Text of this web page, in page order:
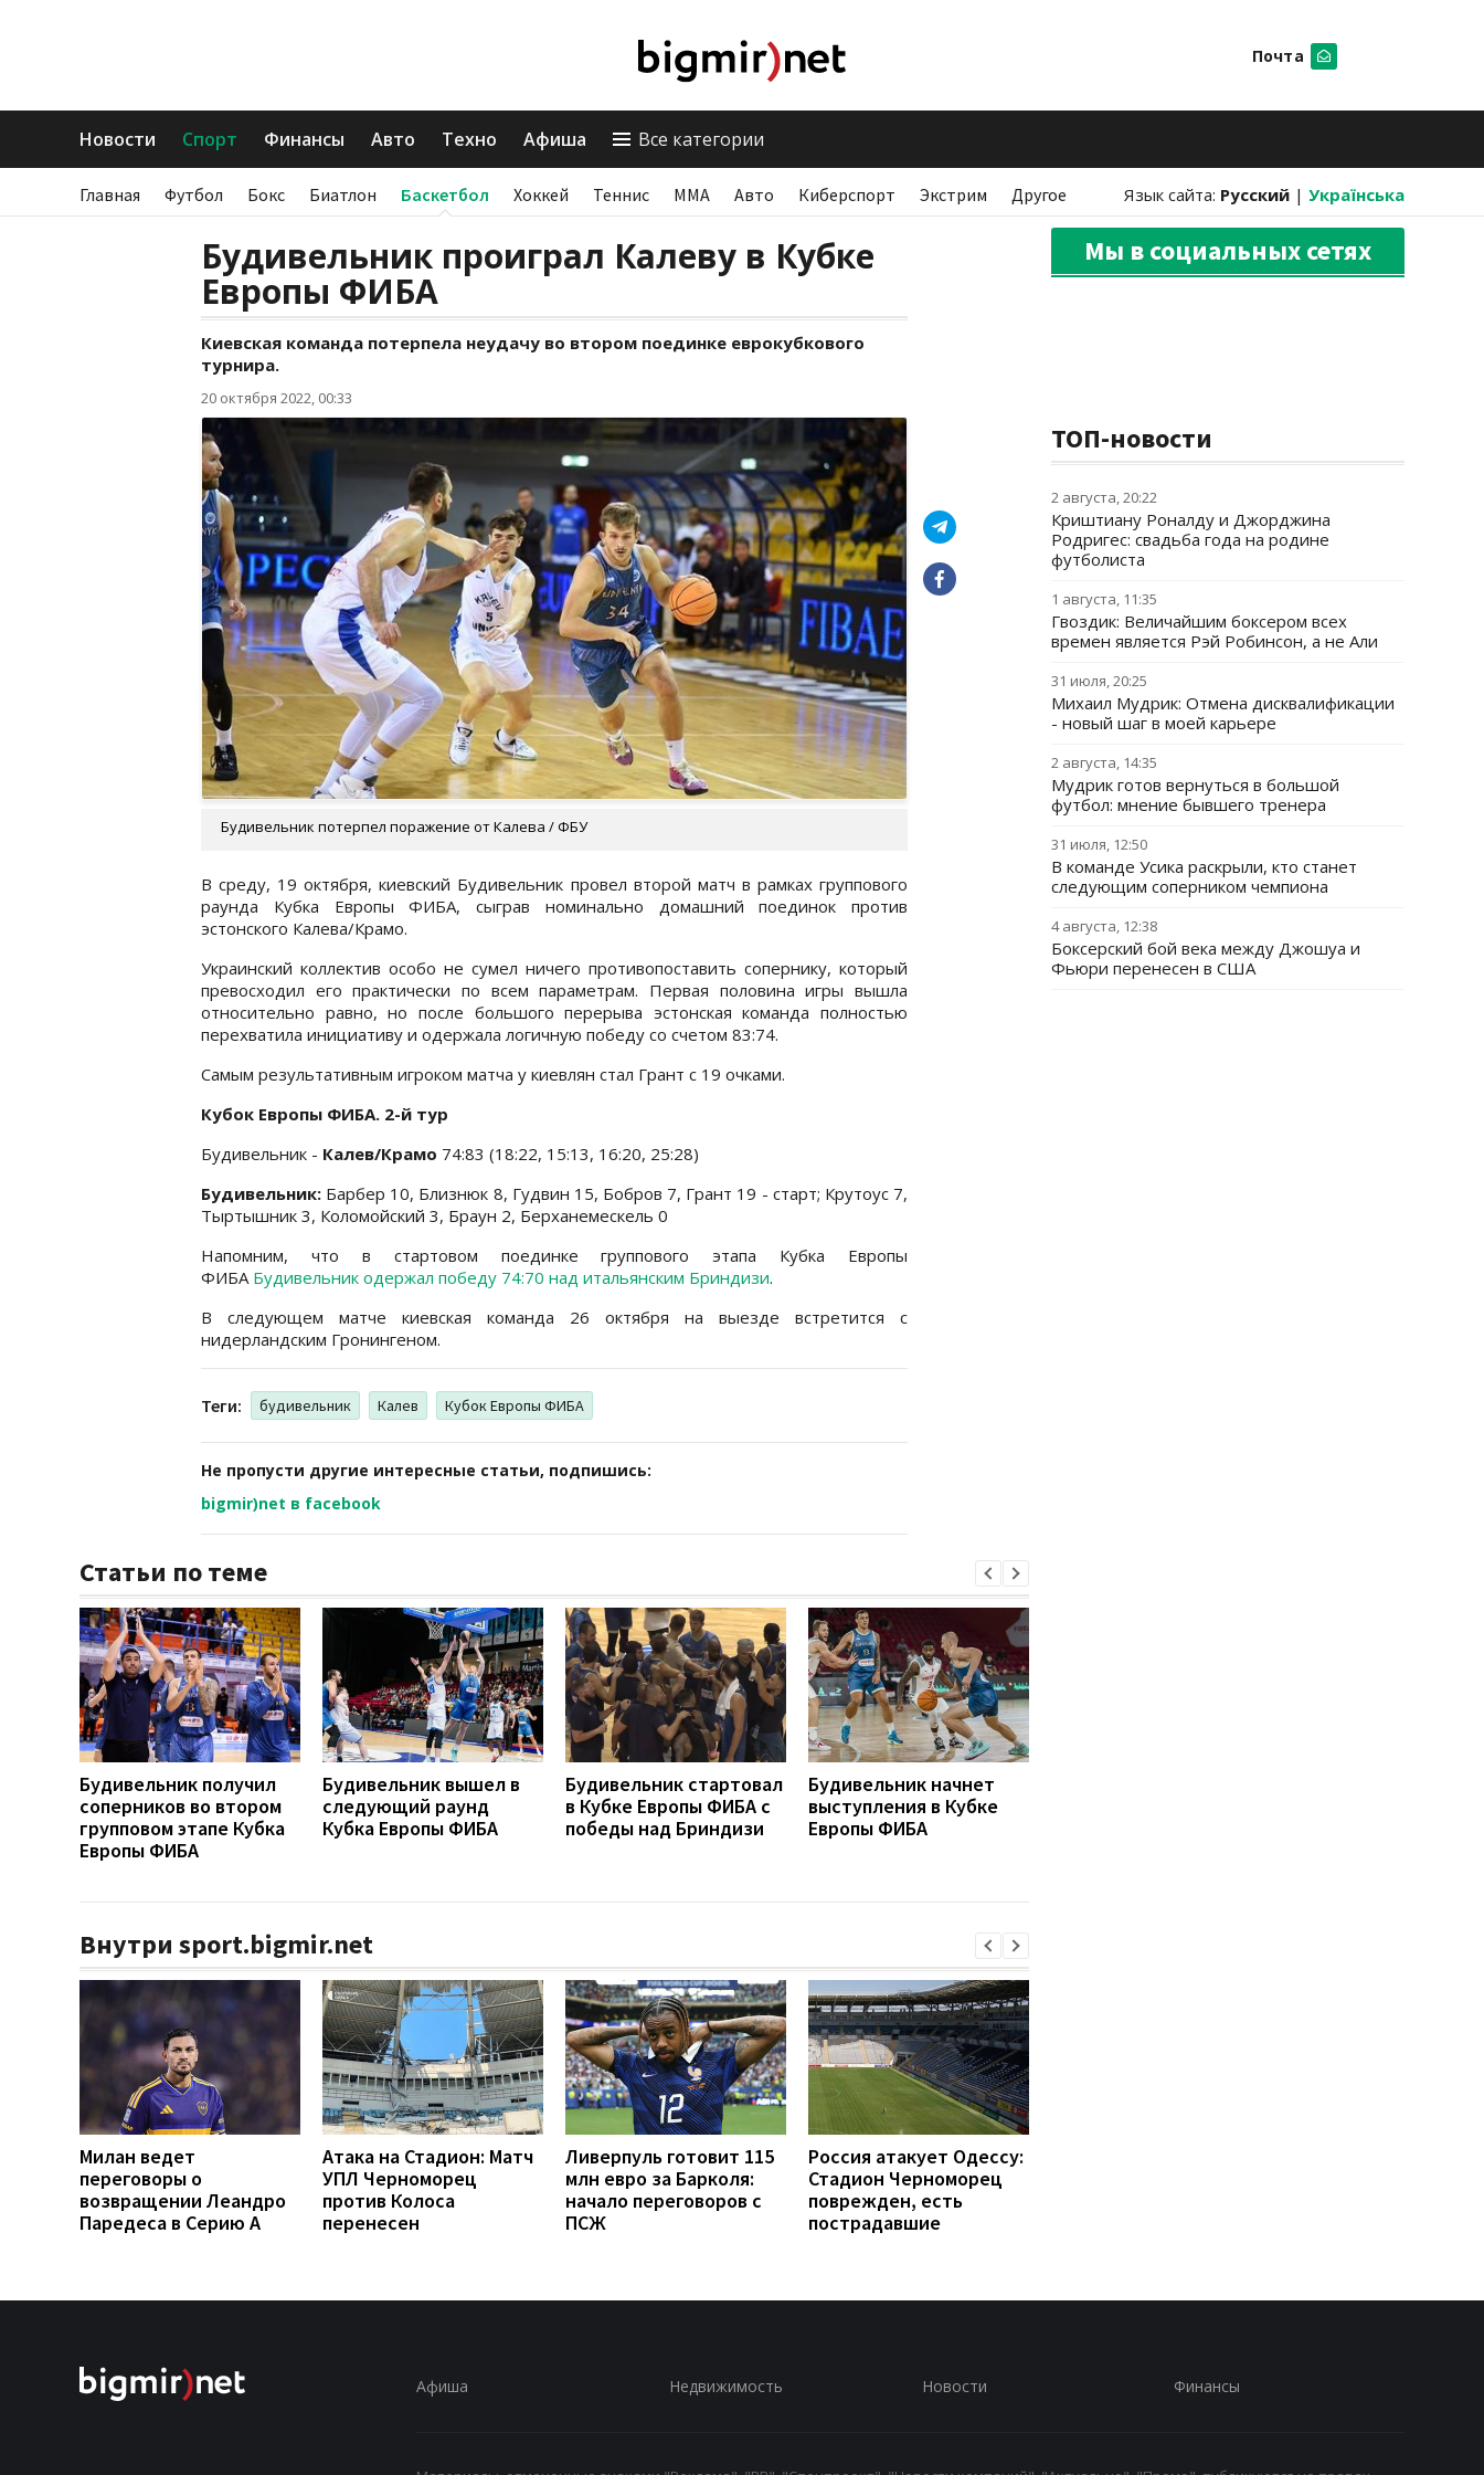
Почта
Новости Спорт Финансы Авто Техно Афиша Все категории
Главная Футбол Бокс Биатлон Баскетбол Хоккей Теннис ММА Авто Киберспорт Экстрим Другое Язык сайта: Русский | Українська
Будивельник проиграл Калеву в Кубке
Европы ФИБА
Киевская команда потерпела неудачу во втором поединке еврокубкового
турнира.
20 октября 2022, 00:33
Будивельник потерпел поражение от Калева / ФБУ
В среду, 19 октября, киевский Будивельник провел второй матч в рамках группового
раунда Кубка Европы ФИБА, сыграв номинально домашний поединок против
эстонского Калева/Крамо.
Украинский коллектив особо не сумел ничего противопоставить сопернику, который
превосходил его практически по всем параметрам. Первая половина игры вышла
относительно равно, но после большого перерыва эстонская команда полностью
перехватила инициативу и одержала логичную победу со счетом 83:74.
Самым результативным игроком матча у киевлян стал Грант с 19 очками.
Кубок Европы ФИБА. 2-й тур
Будивельник - Калев/Крамо 74:83 (18:22, 15:13, 16:20, 25:28)
Будивельник: Барбер 10, Близнюк 8, Гудвин 15, Бобров 7, Грант 19 - старт; Крутоус 7,
Тыртышник 3, Коломойский 3, Браун 2, Берханемескель 0
Напомним, что в стартовом поединке группового этапа Кубка Европы
ФИБА Будивельник одержал победу 74:70 над итальянским Бриндизи.
В следующем матче киевская команда 26 октября на выезде встретится с
нидерландским Гронингеном.
Теги: будивельник Калев Кубок Европы ФИБА
Не пропусти другие интересные статьи, подпишись:
bigmir)net в facebook
Статьи по теме
Будивельник получил
соперников во втором
групповом этапе Кубка
Европы ФИБА
Будивельник вышел в
следующий раунд
Кубка Европы ФИБА
Будивельник стартовал
в Кубке Европы ФИБА с
победы над Бриндизи
Будивельник начнет
выступления в Кубке
Европы ФИБА
Внутри sport.bigmir.net
Милан ведет
переговоры о
возвращении Леандро
Паредеса в Серию А
Атака на Стадион: Матч
УПЛ Черноморец
против Колоса
перенесен
Ливерпуль готовит 115
млн евро за Барколя:
начало переговоров с
ПСЖ
Россия атакует Одессу:
Стадион Черноморец
поврежден, есть
пострадавшие
Мы в социальных сетях
ТОП-новости
2 августа, 20:22
Криштиану Роналду и Джорджина
Родригес: свадьба года на родине
футболиста
1 августа, 11:35
Гвоздик: Величайшим боксером всех
времен является Рэй Робинсон, а не Али
31 июля, 20:25
Михаил Мудрик: Отмена дисквалификации
- новый шаг в моей карьере
2 августа, 14:35
Мудрик готов вернуться в большой
футбол: мнение бывшего тренера
31 июля, 12:50
В команде Усика раскрыли, кто станет
следующим соперником чемпиона
4 августа, 12:38
Боксерский бой века между Джошуа и
Фьюри перенесен в США
Афиша Недвижимость Новости Финансы